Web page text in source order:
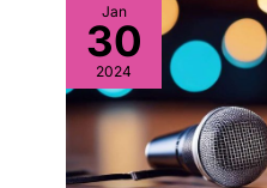
Jan
30
2024